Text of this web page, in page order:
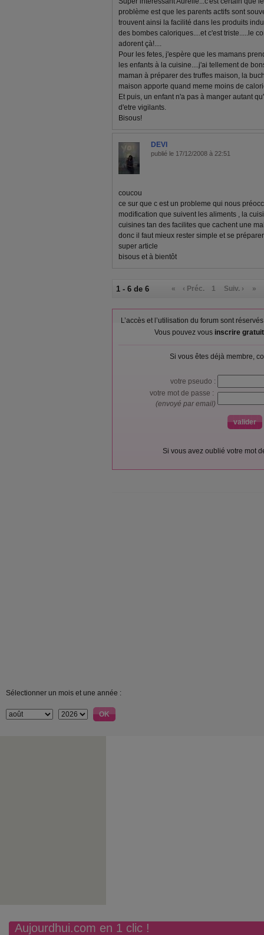
problème est que les parents actifs sont
trouvent ainsi la facilité dans les produits
des bombes caloriques....et c'est triste.....le
adorent çà!....
Pour les fetes, j'espère que les mamans
les enfants à la cuisine....j'ai tellement de
maman à préparer des truffes maison, la
maison apporte quand meme moins de
Et puis, un enfant n'a pas à manger autant
d'etre vigilants.
Bisous!
DEVI
publié le 17/12/2008 à 22:51
coucou
ce sur que c est un probleme qui nous
modification que suivent les aliments , la
cuisines tan des facilites que cachent une
donc il faut mieux rester simple et se
super article
bisous et à bientôt
1 - 6 de 6 « ‹ Préc. 1 Suiv. › »
L’accès et l’utilisation du forum sont
Vous pouvez vous inscrire
Si vous êtes déjà membre,
votre pseudo :
votre mot de passe :
(envoyé par email)
Si vous avez oublié votre mot
Sélectionner un mois et une année :
Aujourdhui.com en 1 clic !